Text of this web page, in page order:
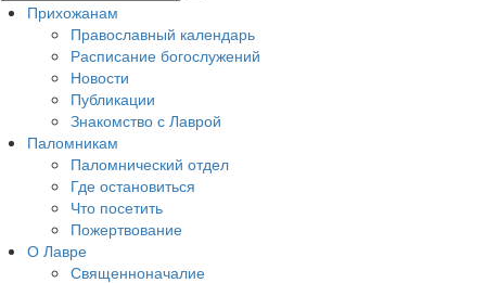
Прихожанам
Православный календарь
Расписание богослужений
Новости
Публикации
Знакомство с Лаврой
Паломникам
Паломнический отдел
Где остановиться
Что посетить
Пожертвование
О Лавре
Священноначалие